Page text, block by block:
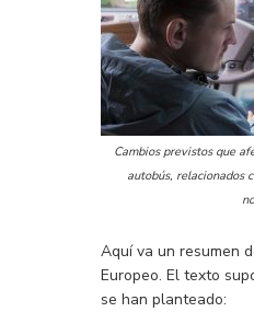
Cambios previstos que
autobús, relacionados
Aquí va un resumen
Europeo. El texto
se han planteado: